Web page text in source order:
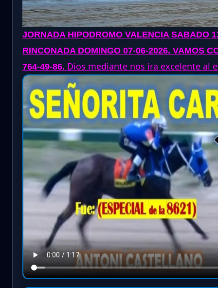
JORNADA HIPODROMO VALENCIA SABADO
RINCONADA DOMINGO 07-06-2026. VAMOS
764-49-86. Dios mediante nos ira excelente al